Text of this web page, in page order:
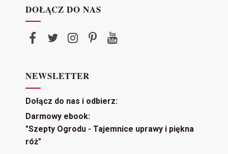
DOŁĄCZ DO NAS
NEWSLETTER
Dołącz do nas i odbierz:
Darmowy ebook:
"Szepty Ogrodu - Tajemnice uprawy i piękna
róż"